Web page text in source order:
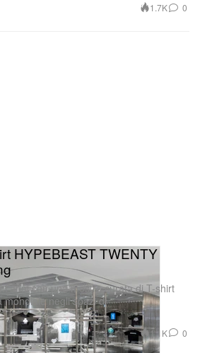
1.7K 0
HYPEBEAST TWENTY
con una mostra curata di T-shirt
negli spazi di
1.1K 0